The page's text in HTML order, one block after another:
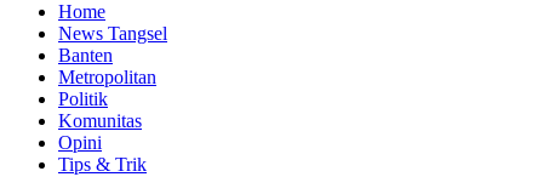
Home
News Tangsel
Banten
Metropolitan
Politik
Komunitas
Opini
Tips & Trik